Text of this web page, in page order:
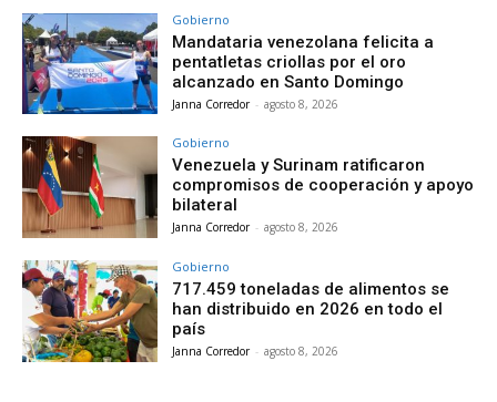
Gobierno
Mandataria venezolana felicita a
pentatletas criollas por el oro
alcanzado en Santo Domingo
Janna Corredor - agosto 8, 2026
Gobierno
Venezuela y Surinam ratificaron
compromisos de cooperación y apoyo
bilateral
Janna Corredor - agosto 8, 2026
Gobierno
717.459 toneladas de alimentos se
han distribuido en 2026 en todo el
país
Janna Corredor - agosto 8, 2026